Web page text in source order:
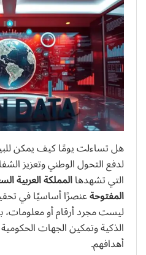
هل تساءلت يومًا كيف يمكن
لدفع التحول الوطني وتعزيز
التي تشهدهاالمملكة العربية
المفتوحة
ليست مجرد أرقام أو
الذكية وتمكين الجهات
أهدافهم.